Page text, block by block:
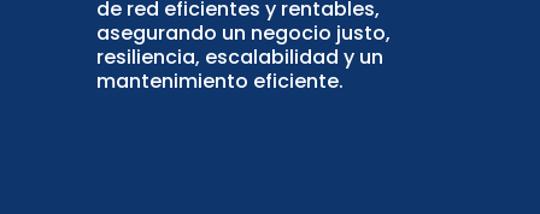
de red eficientes y rentables,
asegurando un negocio justo,
resiliencia, escalabilidad y un
mantenimiento eficiente.